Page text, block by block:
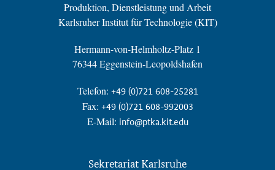
Produktion, Dienstleistung und Arbeit
Karlsruher Institut für Technologie (KIT)
Hermann-von-Helmholtz-Platz 1
76344 Eggenstein-Leopoldshafen
Telefon: +49 (0)721 608-25281
Fax: +49 (0)721 608-992003
E-Mail: info@ptka.kit.edu
Sekretariat Karlsruhe